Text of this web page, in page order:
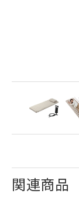
関連商品